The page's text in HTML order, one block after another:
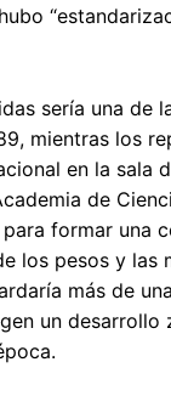
sería una de
mientras los
en la sala
de
formar una
los pesos y las
más de
un desarrollo